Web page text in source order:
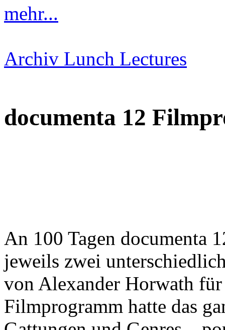
mehr...
Archiv Lunch Lectures
documenta 12
An 100 Tagen documenta
jeweils zwei
von Alexander Horwath für
Filmprogramm hatte das